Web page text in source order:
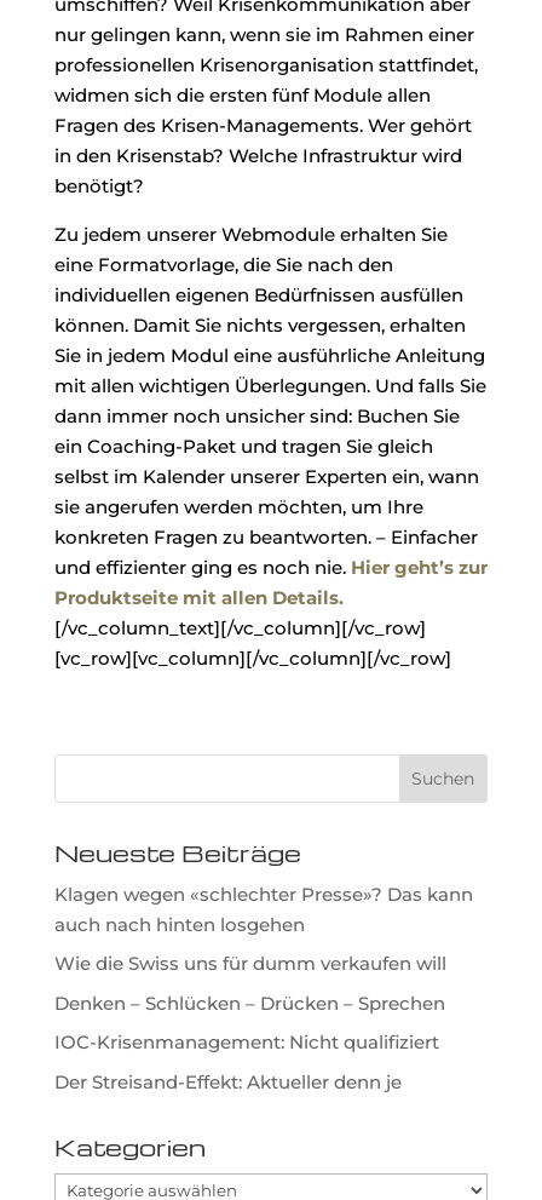
nur gelingen kann, wenn sie im Rahmen einer
professionellen Krisenorganisation stattfindet,
widmen sich die ersten fünf Module allen
Fragen des Krisen-Managements. Wer gehört
in den Krisenstab? Welche Infrastruktur wird
benötigt?
Zu jedem unserer Webmodule erhalten Sie
eine Formatvorlage, die Sie nach den
individuellen eigenen Bedürfnissen ausfüllen
können. Damit Sie nichts vergessen, erhalten
Sie in jedem Modul eine ausführliche Anleitung
mit allen wichtigen Überlegungen. Und falls Sie
dann immer noch unsicher sind: Buchen Sie
ein Coaching-Paket und tragen Sie gleich
selbst im Kalender unserer Experten ein, wann
sie angerufen werden möchten, um Ihre
konkreten Fragen zu beantworten. – Einfacher
und effizienter ging es noch nie. Hier geht’s zur
Produktseite mit allen Details.
[/vc_column_text][/vc_column][/vc_row]
[vc_row][vc_column][/vc_column][/vc_row]
Neueste Beiträge
Klagen wegen «schlechter Presse»? Das kann
auch nach hinten losgehen
Wie die Swiss uns für dumm verkaufen will
Denken – Schlücken – Drücken – Sprechen
IOC-Krisenmanagement: Nicht qualifiziert
Der Streisand-Effekt: Aktueller denn je
Kategorien
Kategorien